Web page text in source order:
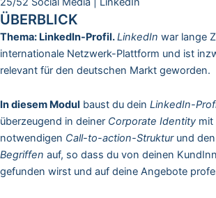
ÜBERBLICK
Thema: LinkedIn-Profil.LinkedIn war lange
internationale Netzwerk-Plattform und ist
relevant für den deutschen Markt geworden.
In diesem Modul baust du dein LinkedIn-
überzeugend in deiner Corporate Identity mit
notwendigen Call-to-action-Strukturund den
Begriffen auf, so dass du von deinen
gefunden wirst und auf deine Angebote